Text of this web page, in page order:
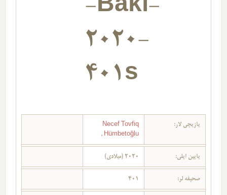
-Baki-
2020-
401s
یازیچی لار:
Necef Tovfiq
Hümbetoğlu
,
یایین ایلی: 2020 (میلادی)
صحیفه لر: 401